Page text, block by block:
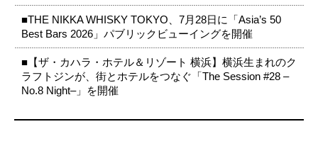
■THE NIKKA WHISKY TOKYO、7月28日に「Asia’s 50
Best Bars 2026」パブリックビューイングを開催
■【ザ・カハラ・ホテル＆リゾート 横浜】横浜生まれのク
ラフトジンが、街とホテルをつなぐ「The Session #28 –
No.8 Night–」を開催